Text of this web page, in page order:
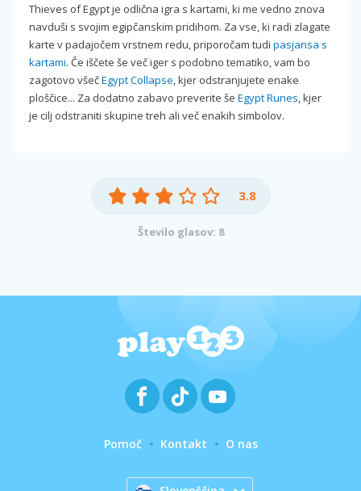
Thieves of Egypt je odlična igra s kartami, ki me vedno znova
navduši s svojim egipčanskim pridihom. Za vse, ki radi zlagate
karte v padajočem vrstnem redu, priporočam tudi pasjansa s
kartami. Če iščete še več iger s podobno tematiko, vam bo
zagotovo všečEgypt Collapse, kjer odstranjujete enake
ploščice... Za dodatno zabavo preverite še Egypt Runes, kjer
je cilj odstraniti skupine treh ali več enakih simbolov.
3.8
Število glasov: 8
Pomoč Kontakt O nas